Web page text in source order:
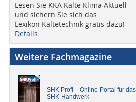
Lesen Sie KKA Kälte Klima Aktuell
und sichern Sie sich das
Lexikon Kältetechnik gratis dazu!
Details
Weitere Fachmagazine
SHK Profi – Online-Portal für das
SHK-Handwerk